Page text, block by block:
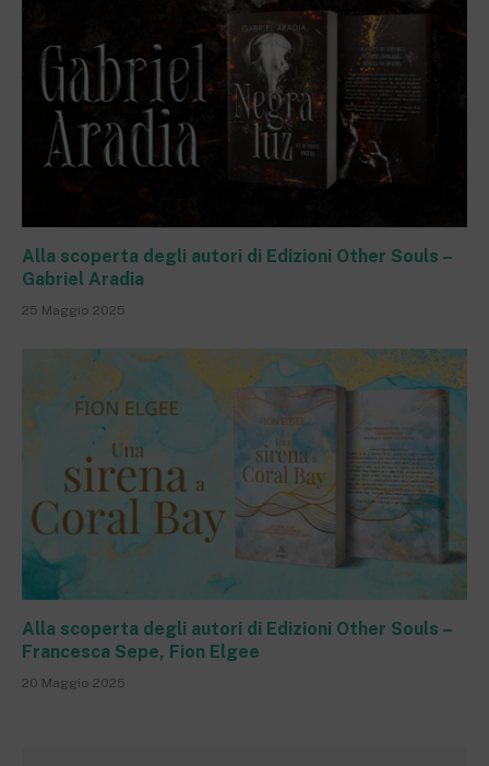
Alla scoperta degli autori di Edizioni Other Souls –
Gabriel Aradia
25 Maggio 2025
Alla scoperta degli autori di Edizioni Other Souls –
Francesca Sepe, Fion Elgee
20 Maggio 2025